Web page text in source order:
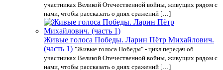
участниках Великой Отечественной войны, живущих рядом с
нами, чтобы рассказать о днях сражений […]
Живые голоса Победы. Ларин Пётр Михайлович.
(часть 1) "Живые голоса Победы" - цикл передач об
участниках Великой Отечественной войны, живущих рядом с
нами, чтобы рассказать о днях сражений […]